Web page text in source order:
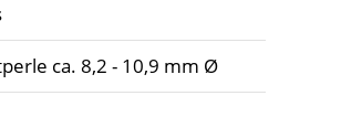
ca. 8,2 - 10,9 mm Ø